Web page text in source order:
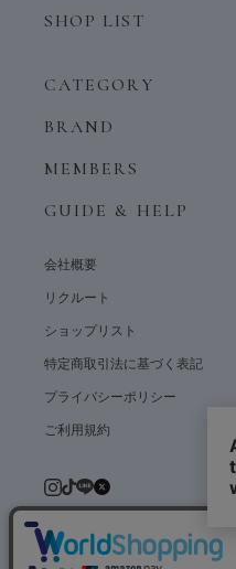
SHOP LIST
CATEGORY
BRAND
MEMBERS
GUIDE & HELP
会社概要
リクルート
ショップリスト
特定商取引法に基づく表記
プライバシーポリシー
ご利用規約
© weardept co.,ltd. All rights reserved.